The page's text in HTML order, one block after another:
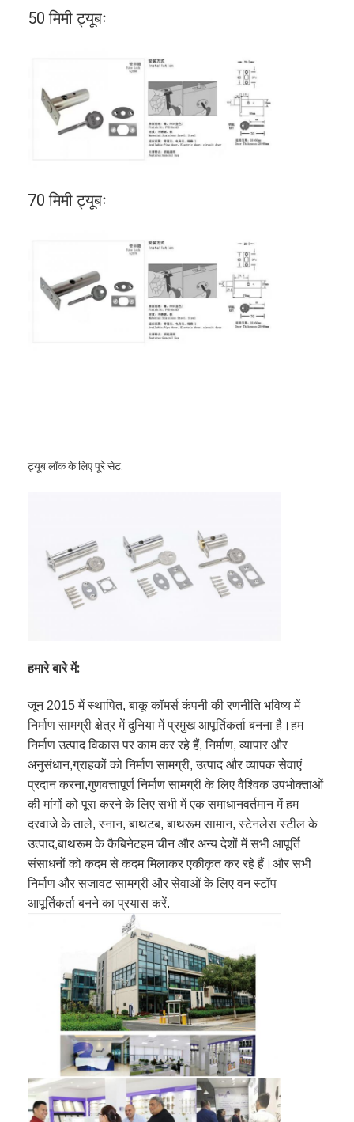
50 मिमी ट्यूबः
70 मिमी ट्यूबः
ट्यूब लॉक के लिए पूरे सेट.
हमारे बारे में:
जून 2015 में स्थापित, बाकू कॉमर्स कंपनी की रणनीति भविष्य में
निर्माण सामग्री क्षेत्र में दुनिया में प्रमुख आपूर्तिकर्ता बनना है।हम
निर्माण उत्पाद विकास पर काम कर रहे हैं, निर्माण, व्यापार और
अनुसंधान,ग्राहकों को निर्माण सामग्री, उत्पाद और व्यापक सेवाएं
प्रदान करना,गुणवत्तापूर्ण निर्माण सामग्री के लिए वैश्विक उपभोक्ताओं
की मांगों को पूरा करने के लिए सभी में एक समाधानवर्तमान में हम
दरवाजे के ताले, स्नान, बाथटब, बाथरूम सामान, स्टेनलेस स्टील के
उत्पाद,बाथरूम के कैबिनेटहम चीन और अन्य देशों में सभी आपूर्ति
संसाधनों को कदम से कदम मिलाकर एकीकृत कर रहे हैं।और सभी
निर्माण और सजावट सामग्री और सेवाओं के लिए वन स्टॉप
आपूर्तिकर्ता बनने का प्रयास करें.